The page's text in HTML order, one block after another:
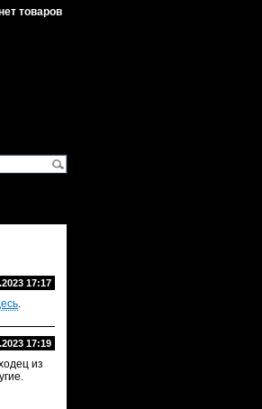
товаров
17:17
.
17:19
из